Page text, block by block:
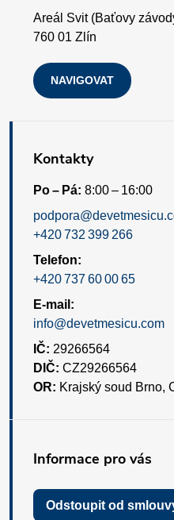
Areál Svit (Baťovy
760 01 Zlín
NAVIGOVAT
Kontakty
Po – Pá: 8:00 – 16:00
+420 732 399 266
Telefon:
+420 737 60 00 65
E-mail:
info@devetmesicu.com
IČ: 29266564
DIČ: CZ29266564
OR: Krajský soud Brno,
Informace pro vás
Odstoupit od